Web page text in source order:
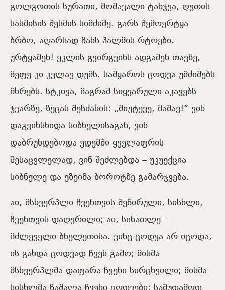
გოლგოთის სურათი, მომავალი ტანჯვა, ღვთის
სასმისის შესმის სიმძიმე. გარს შემოერტყა
ბრბო, აღარსად ჩანს პალმის რტოები.
ურტყამენ! ეკლის გვირგვინს ადგამენ თავზე,
მეფე კი კვლავ დუმს. სამყაროს ცოდვა უმძიმებს
მხრებს. სტკივა, მაგრამ სიყვარული აკავებს
ჯვარზე, ზეცას შესძახის: „მიუტევე, მამავ!“ ვინ
დაგვიხსნიდა სიბნელისაგან, ვინ
დაბრუნდებოდა ედემში ყველაფრის
შესაცვლელად, ვინ შეძლებდა – უკუექცია
სიბნელე და ეზეიმა ბოროტზე გამარჯვება.
აი, მსხვერპლი ჩვენთვის შეწირული, სისხლი,
ჩვენთვის დაღვრილი; აი, სინათლე –
მძლეველი ბნელეთისა. ვინც ცოდვა არ იცოდა,
ის გახდა ცოდვად ჩვენ გამო; მისმა
მსხვერპლმა დაფარა ჩვენი სირცხვილი; მისმა